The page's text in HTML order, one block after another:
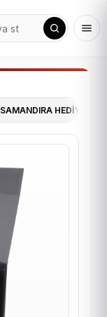
SAMANDIRA HEDİYELİK